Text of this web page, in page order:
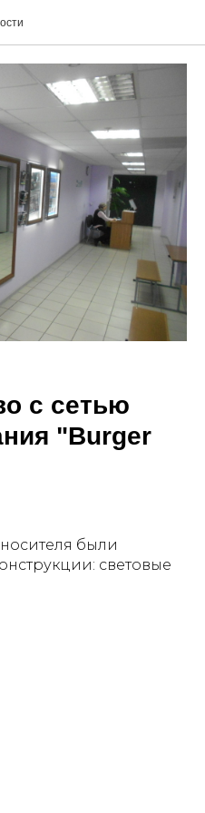
с сетью
"Burger
были
световые